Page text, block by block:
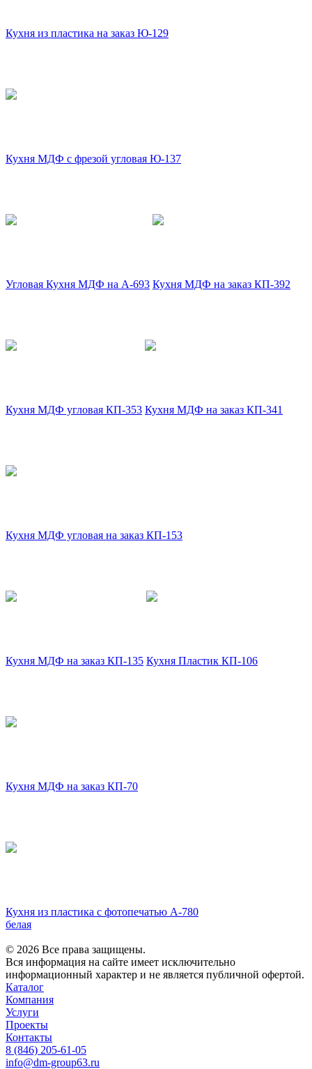
Кухня из пластика на заказ Ю-129
Кухня МДФ с фрезой угловая Ю-137
Угловая Кухня МДФ на А-693 Кухня МДФ на заказ КП-392
Кухня МДФ угловая КП-353 Кухня МДФ на заказ КП-341
Кухня МДФ угловая на заказ КП-153
Кухня МДФ на заказ КП-135 Кухня Пластик КП-106
Кухня МДФ на заказ КП-70
Кухня из пластика с фотопечатью А-780
белая
© 2026 Все права защищены.
Вся информация на сайте имеет исключительно
информационный характер и не является публичной офертой.
Каталог
Компания
Услуги
Проекты
Контакты
8 (846) 205-61-05
info@dm-group63.ru